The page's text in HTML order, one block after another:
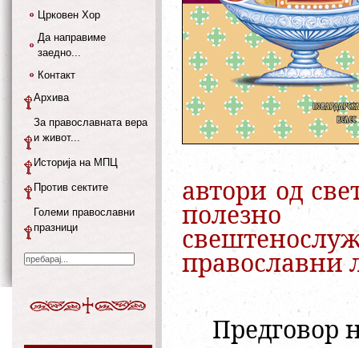
автори од
православни
Предговор
Црковен Хор
Да направиме
заедно...
Контакт
Архива
За православната вера
и живот...
Историја на МПЦ
Против сектите
Големи православни
празници